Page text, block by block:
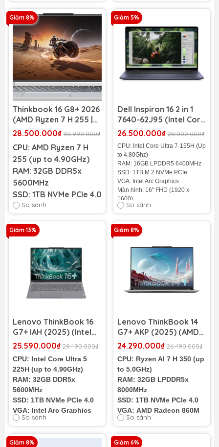
Màn hình: 16" 2.8K OLED
Touch
Cân nặng: ~1.9Kg
Màu sắc: Graphite
Pin: 3-cell, 55 Wh Li-ion
Tình trạng: HÀNG NHẬP KHẨU
100%
Giảm 8%
Thinkbook 16 G8+ 2026
(AMD Ryzen 7 H 255 |
RAM 32GB | SSD 1TB |
White)
28.500.000₫ 30.990.000₫
CPU: AMD Ryzen 7 H
255 (up to 4.90GHz)
RAM: 32GB DDR5x
5600MHz
SSD: 1TB NVMe PCIe 4.0
VGA: AMD Radeon
Màn hình: 16"
165Hz
Cân nặng: 1.75Kg
Pin: 4 cell 100WH
So sánh
Giảm 5%
Dell Inspiron 16 2 in 1
7640-62J95 (Intel Core
Ultra 7-155H | RAM
FHD Touch)
26.500.000₫ 28.000.000₫
CPU: Intel Core Ultra 7-155H (Up
to 4.80Ghz)
RAM: 16GB LPDDR5 6400MHz
SSD: 1TB M.2 NVMe PCIe
VGA: Intel Arc Graphics
Màn hình: 16" FHD (1920 x
1600)
Cân nặng: 2.1 Kg
Pin: 6-cell 90Wh
So sánh
Giảm 13%
Lenovo ThinkBook 16
G7+ IAH (2025) (Intel
Core Ultra 5 225H |
Intel Arc Graphics | 16
inch 3.2K 165Hz)
25.590.000₫ 29.490.000₫
CPU: Intel Core Ultra 5
225H (up to 4.90GHz)
RAM: 32GB DDR5x
5600MHz
SSD: 1TB NVMe PCIe 4.0
VGA: Intel Arc Graphics
130T (onboard)
3.2K (3200 x 2000) 165Hz
So sánh
Giảm 8%
Lenovo ThinkBook 14
G7+ AKP (2025) (AMD
Ryzen AI 7 H 350 | RAM
Radeon 860M | 14.5
inch 3K 120Hz)
24.290.000₫ 26.490.000₫
CPU: Ryzen AI 7 H 350 (up
to 5.0GHz)
RAM: 32GB LPDDR5x
8000MHz
SSD: 1TB NVMe PCIe 4.0
VGA: AMD Radeon 860M
(onboard)
3K (3072 x 1920)
So sánh
Giảm 8% Giảm 6%